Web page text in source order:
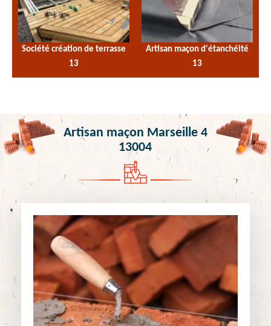
Société création de terrasse
13
Artisan maçon d'étanchéité
13
Artisan maçon Marseille 4
13004